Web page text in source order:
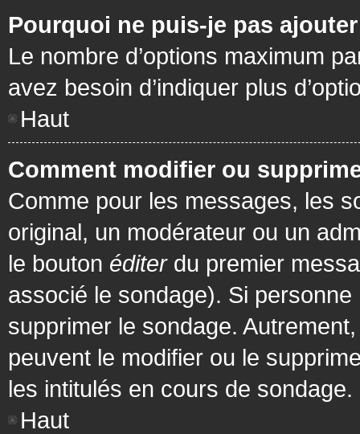
Pourquoi ne puis-je pas
Le nombre d’options maximum
avez besoin d’indiquer plus
Haut
Comment modifier ou
Comme pour les messages, les
original, un modérateur ou un
le bouton éditerdu premier
associé le sondage). Si personne
supprimer le sondage.
peuvent le modifier ou le
les intitulés en cours de sondage.
Haut